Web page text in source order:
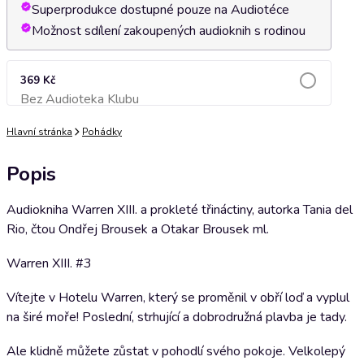
Superprodukce dostupné pouze na Audiotéce
Možnost sdílení zakoupených audioknih s rodinou
369 Kč
Bez Audioteka KlubuPřidat do košíku
Hlavní stránka Pohádky
Popis
Audiokniha Warren XIII. a prokleté třináctiny, autorka Tania del
Rio, čtou Ondřej Brousek a Otakar Brousek ml.
Warren XIII. #3
Vítejte v Hotelu Warren, který se proměnil v obří loď a vyplul
na širé moře! Poslední, strhující a dobrodružná plavba je tady.
Ale klidně můžete zůstat v pohodlí svého pokoje. Velkolepý